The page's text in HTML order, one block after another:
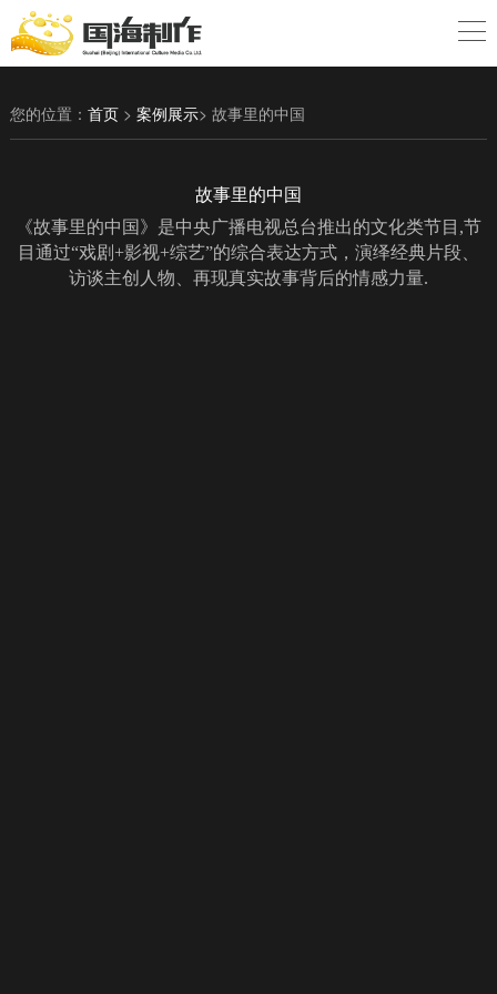
您的位置： 首页> 案例展示> 故事里的中国
故事里的中国
《故事里的中国》是中央广播电视总台推出的文化类节目,节
目通过“戏剧+影视+综艺”的综合表达方式，演绎经典片段、
访谈主创人物、再现真实故事背后的情感力量.